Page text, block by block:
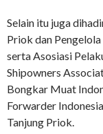
Selain itu juga
Priok dan
serta Asosiasi
Shipowners
Bongkar Muat
Forwarder
Tanjung Priok.